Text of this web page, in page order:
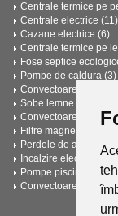
Centrale termice pe
Centrale electrice (11)
Cazane electrice (6)
Centrale termice pe
Fose septice
Pompe de caldura (3)
Convectoare electrice
Sobe lemne (2)
Convectoare pe gaz
Filtre magnetice
Perdele de aer (2)
Incalzire electrica in
Pompe piscine (2)
Convectoare pe gaz